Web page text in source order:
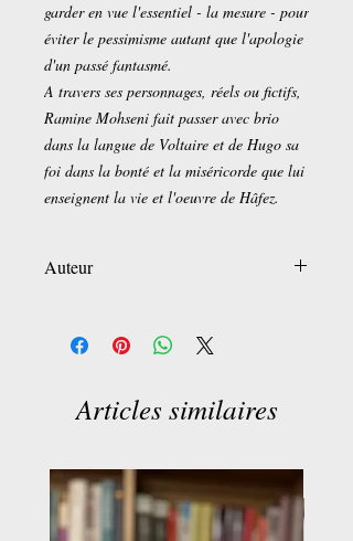
garder en vue l'essentiel - la mesure - pour
éviter le pessimisme autant que l'apologie
d'un passé fantasmé.
A travers ses personnages, réels ou fictifs,
Ramine Mohseni fait passer avec brio
dans la langue de Voltaire et de Hugo sa
foi dans la bonté et la miséricorde que lui
enseignent la vie et l'oeuvre de Hâfez.
Auteur
Articles similaires